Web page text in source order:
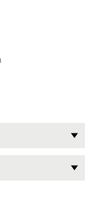
chuyển
trong nhà mà
AC-